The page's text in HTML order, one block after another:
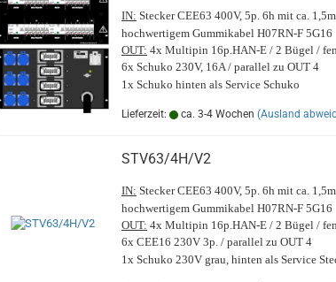
IN: Stecker CEE63 400V, 5p. 6h mit ca. 1,5m
hochwertigem Gummikabel H07RN-F 5G16
OUT: 4x Multipin 16p.HAN-E / 2 Bügel /
6x Schuko 230V, 16A / parallel zu OUT 4
1x Schuko hinten als Service Schuko
Lieferzeit: ca. 3-4 Wochen (Ausland
STV63/4H/V2
IN: Stecker CEE63 400V, 5p. 6h mit ca. 1,5m
hochwertigem Gummikabel H07RN-F 5G16
OUT: 4x Multipin 16p.HAN-E / 2 Bügel /
6x CEE16 230V 3p. / parallel zu OUT 4
1x Schuko 230V grau, hinten als Service